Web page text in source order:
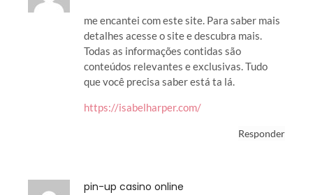
me encantei com este site. Para saber mais
detalhes acesse o site e descubra mais.
Todas as informações contidas são
conteúdos relevantes e exclusivas. Tudo
que você precisa saber está ta lá.
https://isabelharper.com/
Responder
pin-up casino online